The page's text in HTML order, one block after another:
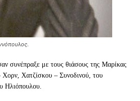
συνέπραξε με τους θιάσους της Μαρίκας
Χατζίσκου – Συνοδινού, του
Ηλιόπουλου.